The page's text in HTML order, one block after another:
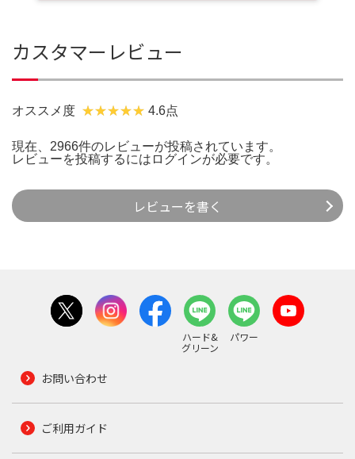
カスタマーレビュー
オススメ度 4.6点
現在、2966件のレビューが投稿されています。
レビューを投稿するには ログインが必要です。
レビューを書く
ハード&
グリーン
パワー
お問い合わせ
ご利用ガイド